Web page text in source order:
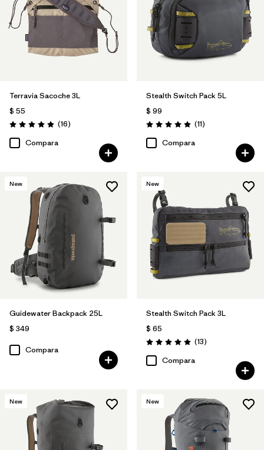
Terravia Sacoche 3L
$ 55
Valoración: 4.9 / 5
(16Comentarios
)
Compara
Stealth Switch Pack 5L
$ 99
Valoración: 5.0 / 5
(11Comentarios
)
Compara
New
Guidewater Backpack 25L
$ 349
Compara
New
Stealth Switch Pack 3L
$ 65
Valoración: 4.9 / 5
(13Comentarios
)
Compara
New New